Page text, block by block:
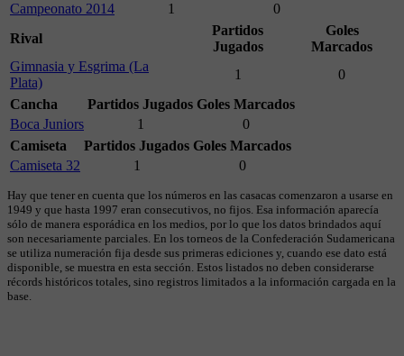
Campeonato 2014
1
0
Rival
Partidos
Jugados
Goles
Marcados
Gimnasia y Esgrima (La
Plata)
1
0
Cancha
Partidos Jugados Goles Marcados
Boca Juniors
1
0
Camiseta
Partidos Jugados Goles Marcados
Camiseta 32
1 0
Hay que tener en cuenta que los números en las casacas comenzaron a usarse en
1949 y que hasta 1997 eran consecutivos, no fijos. Esa información aparecía
sólo de manera esporádica en los medios, por lo que los datos brindados aquí
son necesariamente parciales. En los torneos de la Confederación Sudamericana
se utiliza numeración fija desde sus primeras ediciones y, cuando ese dato está
disponible, se muestra en esta sección. Estos listados no deben considerarse
récords históricos totales, sino registros limitados a la información cargada en la
base.